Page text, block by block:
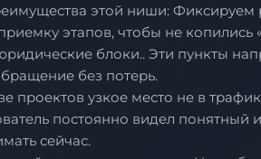
этой ниши: Фиксируем
этапов, чтобы не копились
блоки.. Эти пункты
без потерь.
проектов узкое место не в
постоянно видел понятный
сейчас.